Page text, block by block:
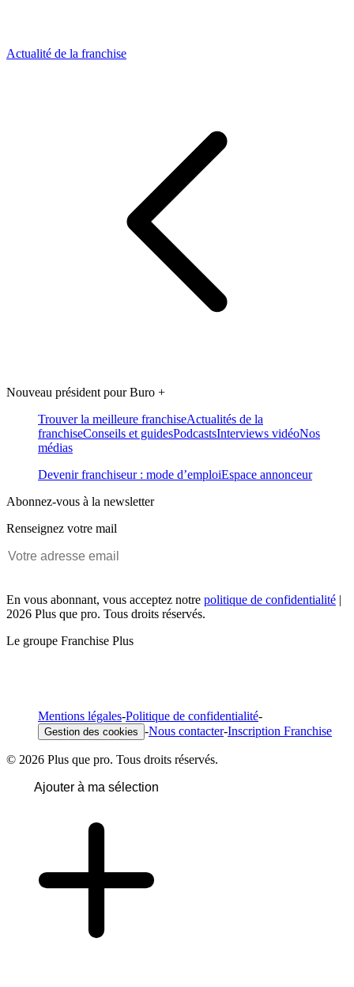
Actualité de la franchise
Nouveau président pour Buro +
Trouver la meilleure franchiseActualités de la
franchiseConseils et guidesPodcastsInterviews vidéoNos
médias
Devenir franchiseur : mode d’emploiEspace annonceur
Abonnez-vous à la newsletter
Renseignez votre mail
En vous abonnant, vous acceptez notre politique de confidentialité |
2026 Plus que pro. Tous droits réservés.
Le groupe Franchise Plus
Mentions légales-Politique de confidentialité-
Gestion des cookies -Nous contacter-Inscription Franchise
© 2026 Plus que pro. Tous droits réservés.
Ajouter à ma sélection